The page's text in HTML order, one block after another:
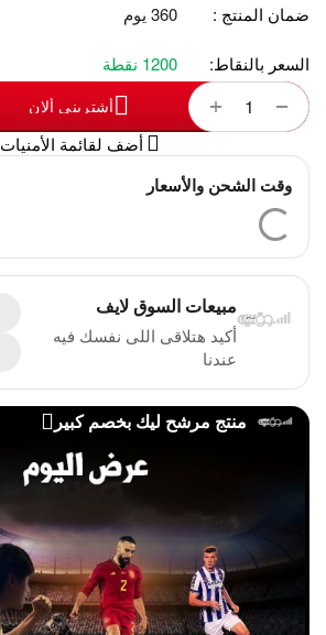
ضمان المنتج :
360 يوم
السعر بالنقاط: 1200 نقطة
+ − أشترينى ألان
أضف لقائمة الأمنيات
وقت الشحن والأسعار
مبيعات السوق لايف
أكيد هتلاقى اللى نفسك فيه
عندنا
منتج مرشح ليك بخصم كبير